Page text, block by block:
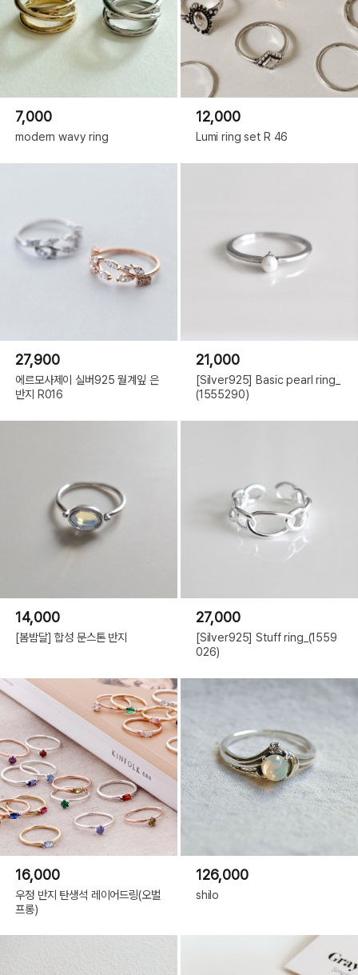
7,000
modern wavy ring
12,000
Lumi ring set R 46
27,900
에르모사제이 실버925 월계잎 은
반지 R016
21,000
[Silver925] Basic pearl ring_
(1555290)
14,000
[봄밤달] 합성 문스톤 반지
27,000
[Silver925] Stuff ring_(1559
026)
16,000
우정 반지 탄생석 레이어드링(오벌
프롱)
126,000
shilo